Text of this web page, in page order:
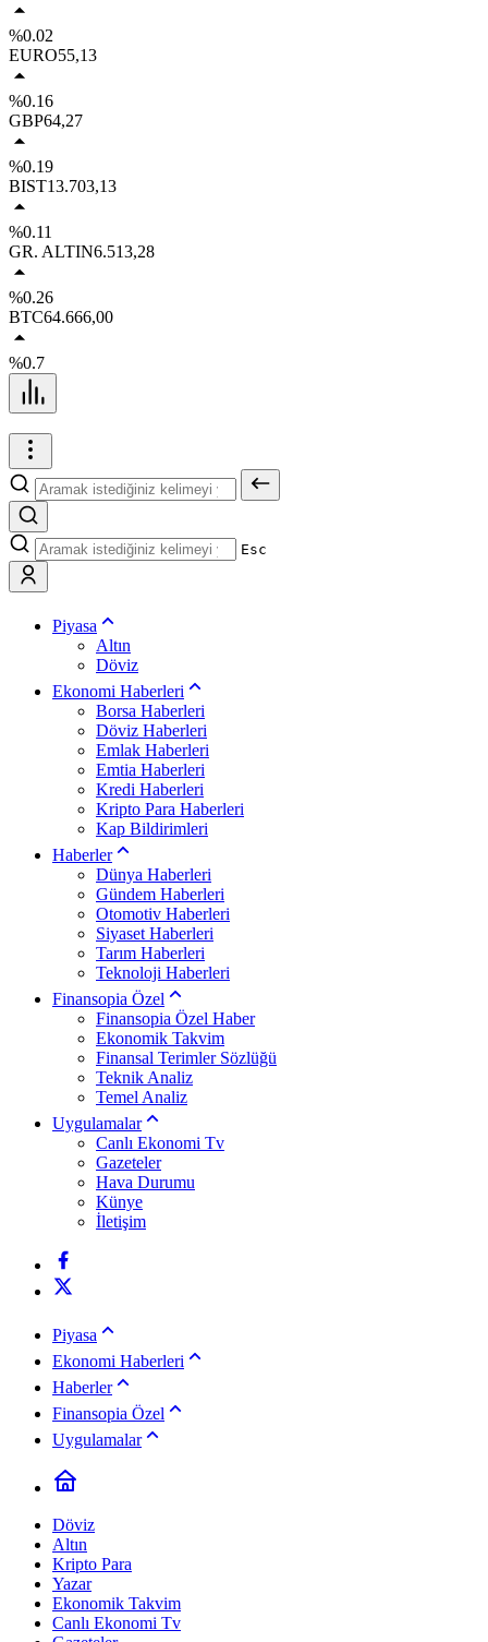
%0.02
EURO55,13
%0.16
GBP64,27
%0.19
BIST13.703,13
%0.11
GR. ALTIN6.513,28
%0.26
BTC64.666,00
%0.7
Esc
Piyasa
Altın
Döviz
Ekonomi Haberleri
Borsa Haberleri
Döviz Haberleri
Emlak Haberleri
Emtia Haberleri
Kredi Haberleri
Kripto Para Haberleri
Kap Bildirimleri
Haberler
Dünya Haberleri
Gündem Haberleri
Otomotiv Haberleri
Siyaset Haberleri
Tarım Haberleri
Teknoloji Haberleri
Finansopia Özel
Finansopia Özel Haber
Ekonomik Takvim
Finansal Terimler Sözlüğü
Teknik Analiz
Temel Analiz
Uygulamalar
Canlı Ekonomi Tv
Gazeteler
Hava Durumu
Künye
İletişim
Piyasa
Ekonomi Haberleri
Haberler
Finansopia Özel
Uygulamalar
Döviz
Altın
Kripto Para
Yazar
Ekonomik Takvim
Canlı Ekonomi Tv